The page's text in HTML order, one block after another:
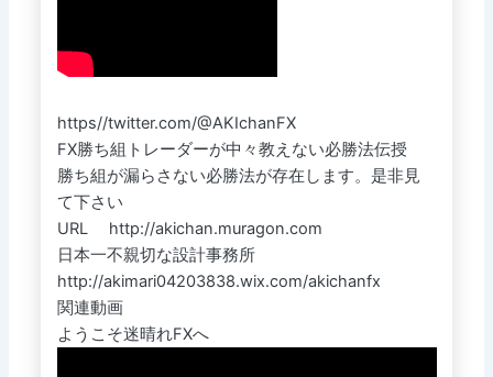
https//twitter.com/@AKIchanFX
FX勝ち組トレーダーが中々教えない必勝法伝授
勝ち組が漏らさない必勝法が存在します。是非見
て下さい
URL http://akichan.muragon.com
日本一不親切な設計事務所
http://akimari04203838.wix.com/akichanfx
関連動画
ようこそ迷晴れFXへ